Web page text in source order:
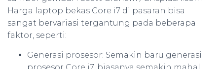
Harga laptop bekas Core i7 di pasaran bisa
sangat bervariasi tergantung pada beberapa
faktor, seperti:
Generasi prosesor: Semakin baru generasi